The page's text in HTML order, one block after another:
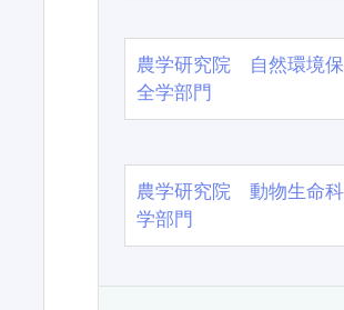
農学研究院 自然環境保
全学部門
農学研究院 動物生命科
学部門